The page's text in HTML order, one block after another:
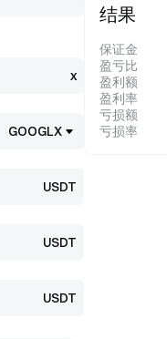
x
GOOGLX
USDT
USDT
USDT
结果
保证金
盈亏比
盈利额
盈利率
亏损额
亏损率